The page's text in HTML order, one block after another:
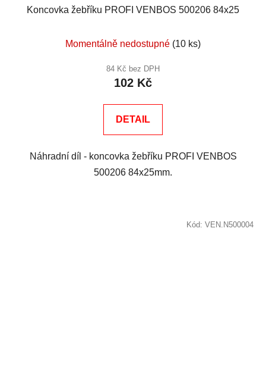
Koncovka žebříku PROFI VENBOS 500206 84x25
Momentálně nedostupné (10 ks)
84 Kč bez DPH
102 Kč
DETAIL
Náhradní díl - koncovka žebříku PROFI VENBOS
500206 84x25mm.
Kód: VEN.N500004